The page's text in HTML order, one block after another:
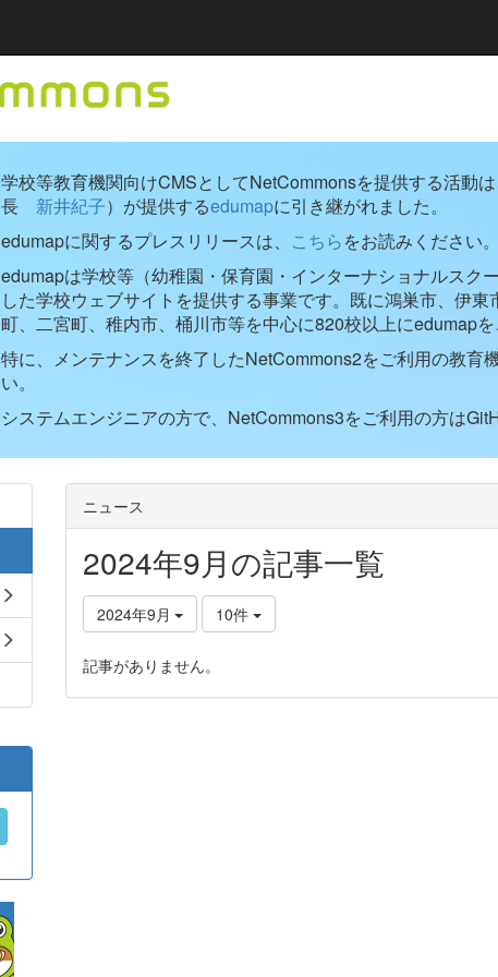
学校等教育機関向けCMSとしてNetCommonsを提供する活動は
長 新井紀子）が提供するedumapに引き継がれました。
edumapに関するプレスリリースは、 こちらをお読みください。
edumapは学校等（幼稚園・保育園・インターナショナルスク
した学校ウェブサイトを提供する事業です。既に鴻巣市、伊
町、二宮町、稚内市、桶川市等を中心に820校以上にedumapを
特に、メンテナンスを終了したNetCommons2をご利用の教育
い。
システムエンジニアの方で、NetCommons3をご利用の方は
ニュース
2024年9月の記事一覧
2024年9月 10件
記事がありません。